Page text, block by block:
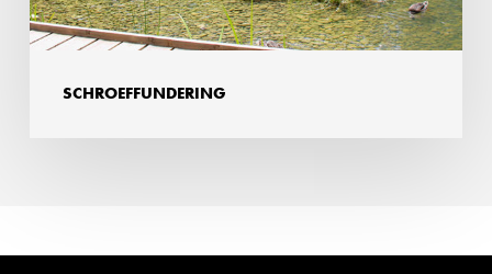
SCHROEFFUNDERING